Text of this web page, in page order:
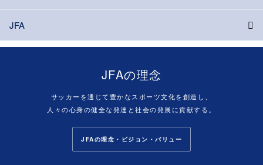
JFA
JFAの理念
サッカーを通じて豊かなスポーツ文化を創造し、
人々の心身の健全な発達と社会の発展に貢献する。
JFAの理念・ビジョン・バリュー